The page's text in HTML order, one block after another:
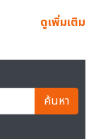
ดูเพิ่มเติม
ค้นหา